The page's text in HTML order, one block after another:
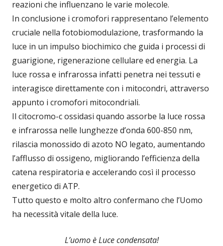
reazioni che influenzano le varie molecole.
In conclusione i cromofori rappresentano l’elemento
cruciale nella fotobiomodulazione, trasformando la
luce in un impulso biochimico che guida i processi di
guarigione, rigenerazione cellulare ed energia. La
luce rossa e infrarossa infatti penetra nei tessuti e
interagisce direttamente con i mitocondri, attraverso
appunto i cromofori mitocondriali.
Il citocromo-c ossidasi quando assorbe la luce rossa
e infrarossa nelle lunghezze d’onda 600-850 nm,
rilascia monossido di azoto NO legato, aumentando
l’afflusso di ossigeno, migliorando l’efficienza della
catena respiratoria e accelerando così il processo
energetico di ATP.
Tutto questo e molto altro confermano che l’Uomo
ha necessità vitale della luce.
L’uomo è Luce condensata!